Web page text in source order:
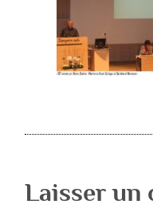
Laisser un